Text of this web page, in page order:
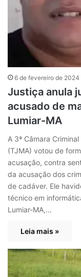
6 de fevereiro de 2024
Justiça anula
acusado de
Lumiar-MA
A 3ª Câmara
(TJMA) votou de
acusação, contra
da acusação dos
de cadáver. Ele
técnico em
Lumiar-MA,…
Leia mais »